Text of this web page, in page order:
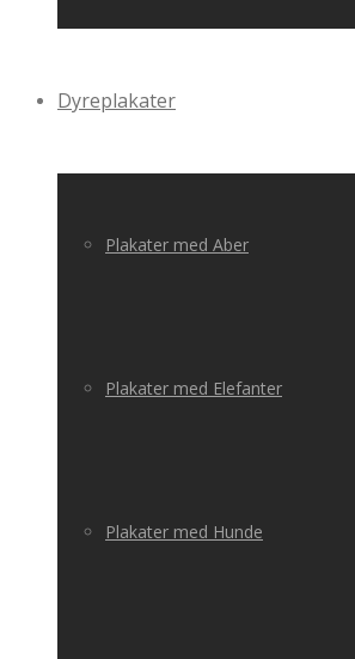
Dyreplakater
Plakater med Aber
Plakater med Elefanter
Plakater med Hunde